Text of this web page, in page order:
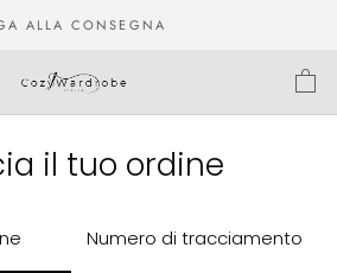
ALLA CONSEGNA
il tuo ordine
Numero di tracciamento